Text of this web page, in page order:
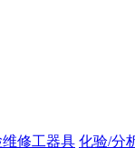
维修工器具 化验/分